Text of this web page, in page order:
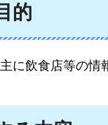
的
に飲食店等の情